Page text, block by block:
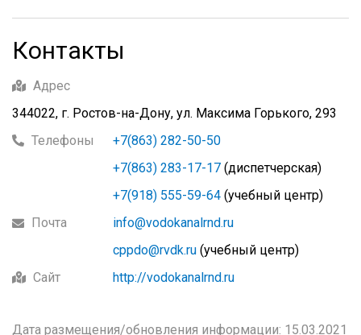
Контакты
Адрес
344022, г. Ростов-на-Дону, ул. Максима Горького, 293
Телефоны
+7(863) 282-50-50
+7(863) 283-17-17 (диспетчерская)
+7(918) 555-59-64 (учебный центр)
Почта
info@vodokanalrnd.ru
cppdo@rvdk.ru (учебный центр)
Сайт
http://vodokanalrnd.ru
Дата размещения/обновления информации: 15.03.2021